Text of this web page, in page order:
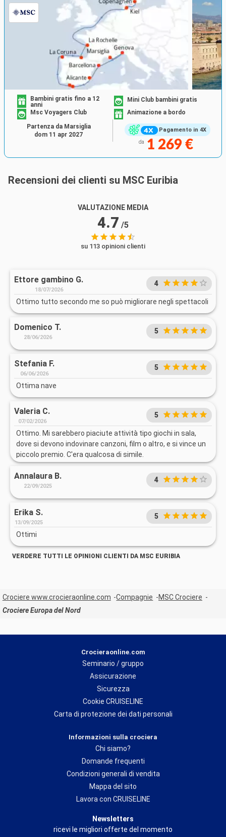
Pagamento in 4X
Bambini gratis fino a 12
anni
Mini Club bambini gratis
Msc Voyagers Club
Animazione a bordo
da 1 269 €
Partenza da Marsiglia
dom 11 apr 2027
Recensioni dei clienti su MSC Euribia
VALUTAZIONE MEDIA
4.7 /5
su 113 opinioni clienti
Ettore gambino G.
18/07/2026
4
Ottimo tutto secondo me so può migliorare negli spettacoli
Domenico T.
28/06/2026
5
Stefania F.
06/06/2026
5
Ottima nave
Valeria C.
07/02/2026
5
Ottimo. Mi sarebbero piaciute attività tipo giochi in sala,
dove si devono indovinare canzoni, film o altro, e si vince un
piccolo premio. C'era qualcosa di simile.
Annalaura B.
22/09/2025
4
Erika S.
13/09/2025
5
Ottimi
VERDERE TUTTI LE OPINIONI CLIENTI DA MSC EURIBIA
Crociere www.crocieraonline.com Compagnie
MSC Crociere
Crociere Europa del Nord
Crocieraonline.com
Seminario / gruppo
Assicurazione
Sicurezza
Cookie CRUISELINE
Carta di protezione dei dati personali
Informazioni sulla crociera
Chi siamo?
Domande frequenti
Condizioni generali di vendita
Mappa del sito
Lavora con CRUISELINE
Newsletters
ricevi le migliori offerte del momento